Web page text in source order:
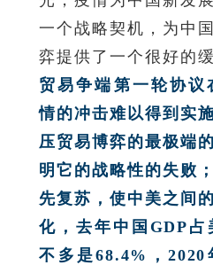
一个战略契机，为中
弈提供了一个很好的
贸易争端第一轮协议
情的冲击难以得到实
压贸易博弈的最极端
明它的战略性的失败
先复苏，使中美之间
化，去年中国GDP占
不多是68.4%，